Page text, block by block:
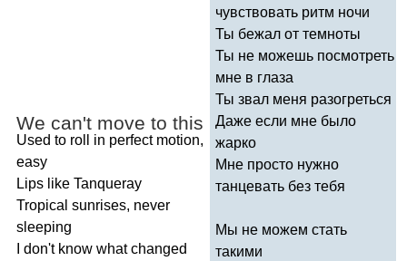
We can't move to this
Used to roll in perfect motion,
easy
Lips like Tanqueray
Tropical sunrises, never
sleeping
don't know what changed
чувствовать ритм ночи
Ты бежал от темноты
Ты не можешь посмотреть
мне в глаза
Ты звал меня разогреться
Даже если мне было
жарко
Мне просто нужно
танцевать без тебя
Мы не можем стать
такими